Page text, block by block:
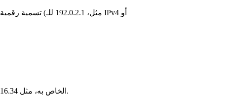
: تقوم بكتابة “example.com” في متصفح الويب الخاص بك. يقوم DNS بتحويل اسم المضيف هذا إلى عنوان IP الخاص به، مثل 93.184.216.34.